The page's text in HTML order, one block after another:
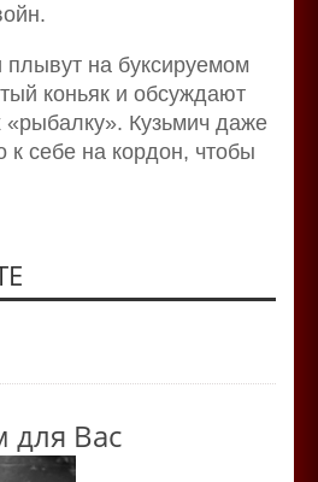
плывут на буксируемом
коньяк и обсуждают
Кузьмич даже
к себе на кордон, чтобы
для Вас